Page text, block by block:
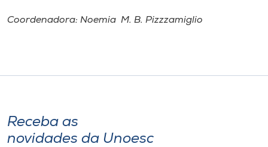
Coordenadora: Noemia M. B. Pizzzamiglio
Receba as
novidades da Unoesc